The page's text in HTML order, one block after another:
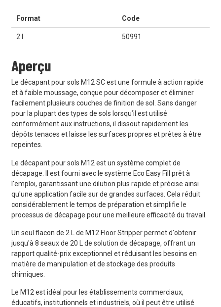
Format Code
2 l 50991
Aperçu
Le décapant pour sols M12 SC est une formule à action rapide
et à faible moussage, conçue pour décomposer et éliminer
facilement plusieurs couches de finition de sol. Sans danger
pour la plupart des types de sols lorsqu’il est utilisé
conformément aux instructions, il dissout rapidement les
dépôts tenaces et laisse les surfaces propres et prêtes à être
repeintes.
Le décapant pour sols M12 est un système complet de
décapage. Il est fourni avec le système Eco Easy Fill prêt à
l'emploi, garantissant une dilution plus rapide et précise ainsi
qu'une application facile sur de grandes surfaces. Cela réduit
considérablement le temps de préparation et simplifie le
processus de décapage pour une meilleure efficacité du travail.
Un seul flacon de 2 L de M12 Floor Stripper permet d'obtenir
jusqu'à 8 seaux de 20 L de solution de décapage, offrant un
rapport qualité-prix exceptionnel et réduisant les besoins en
matière de manipulation et de stockage des produits
chimiques.
Le M12 est idéal pour les établissements commerciaux,
éducatifs, institutionnels et industriels, où il peut être utilisé